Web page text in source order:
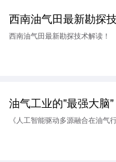
西南油气田最新勘探
西南油气田最新勘探技术解读！
油气工业的"最强大脑
《人工智能驱动多源融合在油气